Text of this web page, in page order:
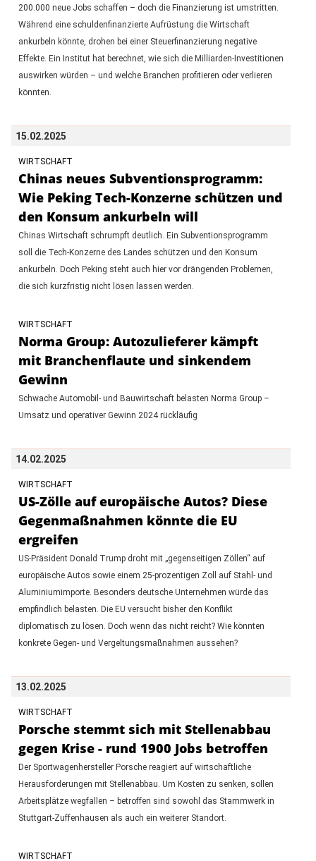
200.000 neue Jobs schaffen – doch die Finanzierung ist umstritten.
Während eine schuldenfinanzierte Aufrüstung die Wirtschaft
ankurbeln könnte, drohen bei einer Steuerfinanzierung negative
Effekte. Ein Institut hat berechnet, wie sich die Milliarden-Investitionen
auswirken würden – und welche Branchen profitieren oder verlieren
könnten.
15.02.2025
WIRTSCHAFT
Chinas neues Subventionsprogramm:
Wie Peking Tech-Konzerne schützen und
den Konsum ankurbeln will
Chinas Wirtschaft schrumpft deutlich. Ein Subventionsprogramm
soll die Tech-Konzerne des Landes schützen und den Konsum
ankurbeln. Doch Peking steht auch hier vor drängenden Problemen,
die sich kurzfristig nicht lösen lassen werden.
WIRTSCHAFT
Norma Group: Autozulieferer kämpft
mit Branchenflaute und sinkendem
Gewinn
Schwache Automobil- und Bauwirtschaft belasten Norma Group –
Umsatz und operativer Gewinn 2024 rückläufig
14.02.2025
WIRTSCHAFT
US-Zölle auf europäische Autos? Diese
Gegenmaßnahmen könnte die EU
ergreifen
US-Präsident Donald Trump droht mit „gegenseitigen Zöllen“ auf
europäische Autos sowie einem 25-prozentigen Zoll auf Stahl- und
Aluminiumimporte. Besonders deutsche Unternehmen würde das
empfindlich belasten. Die EU versucht bisher den Konflikt
diplomatisch zu lösen. Doch wenn das nicht reicht? Wie könnten
konkrete Gegen- und Vergeltungsmaßnahmen aussehen?
13.02.2025
WIRTSCHAFT
Porsche stemmt sich mit Stellenabbau
gegen Krise - rund 1900 Jobs betroffen
Der Sportwagenhersteller Porsche reagiert auf wirtschaftliche
Herausforderungen mit Stellenabbau. Um Kosten zu senken, sollen
Arbeitsplätze wegfallen – betroffen sind sowohl das Stammwerk in
Stuttgart-Zuffenhausen als auch ein weiterer Standort.
WIRTSCHAFT